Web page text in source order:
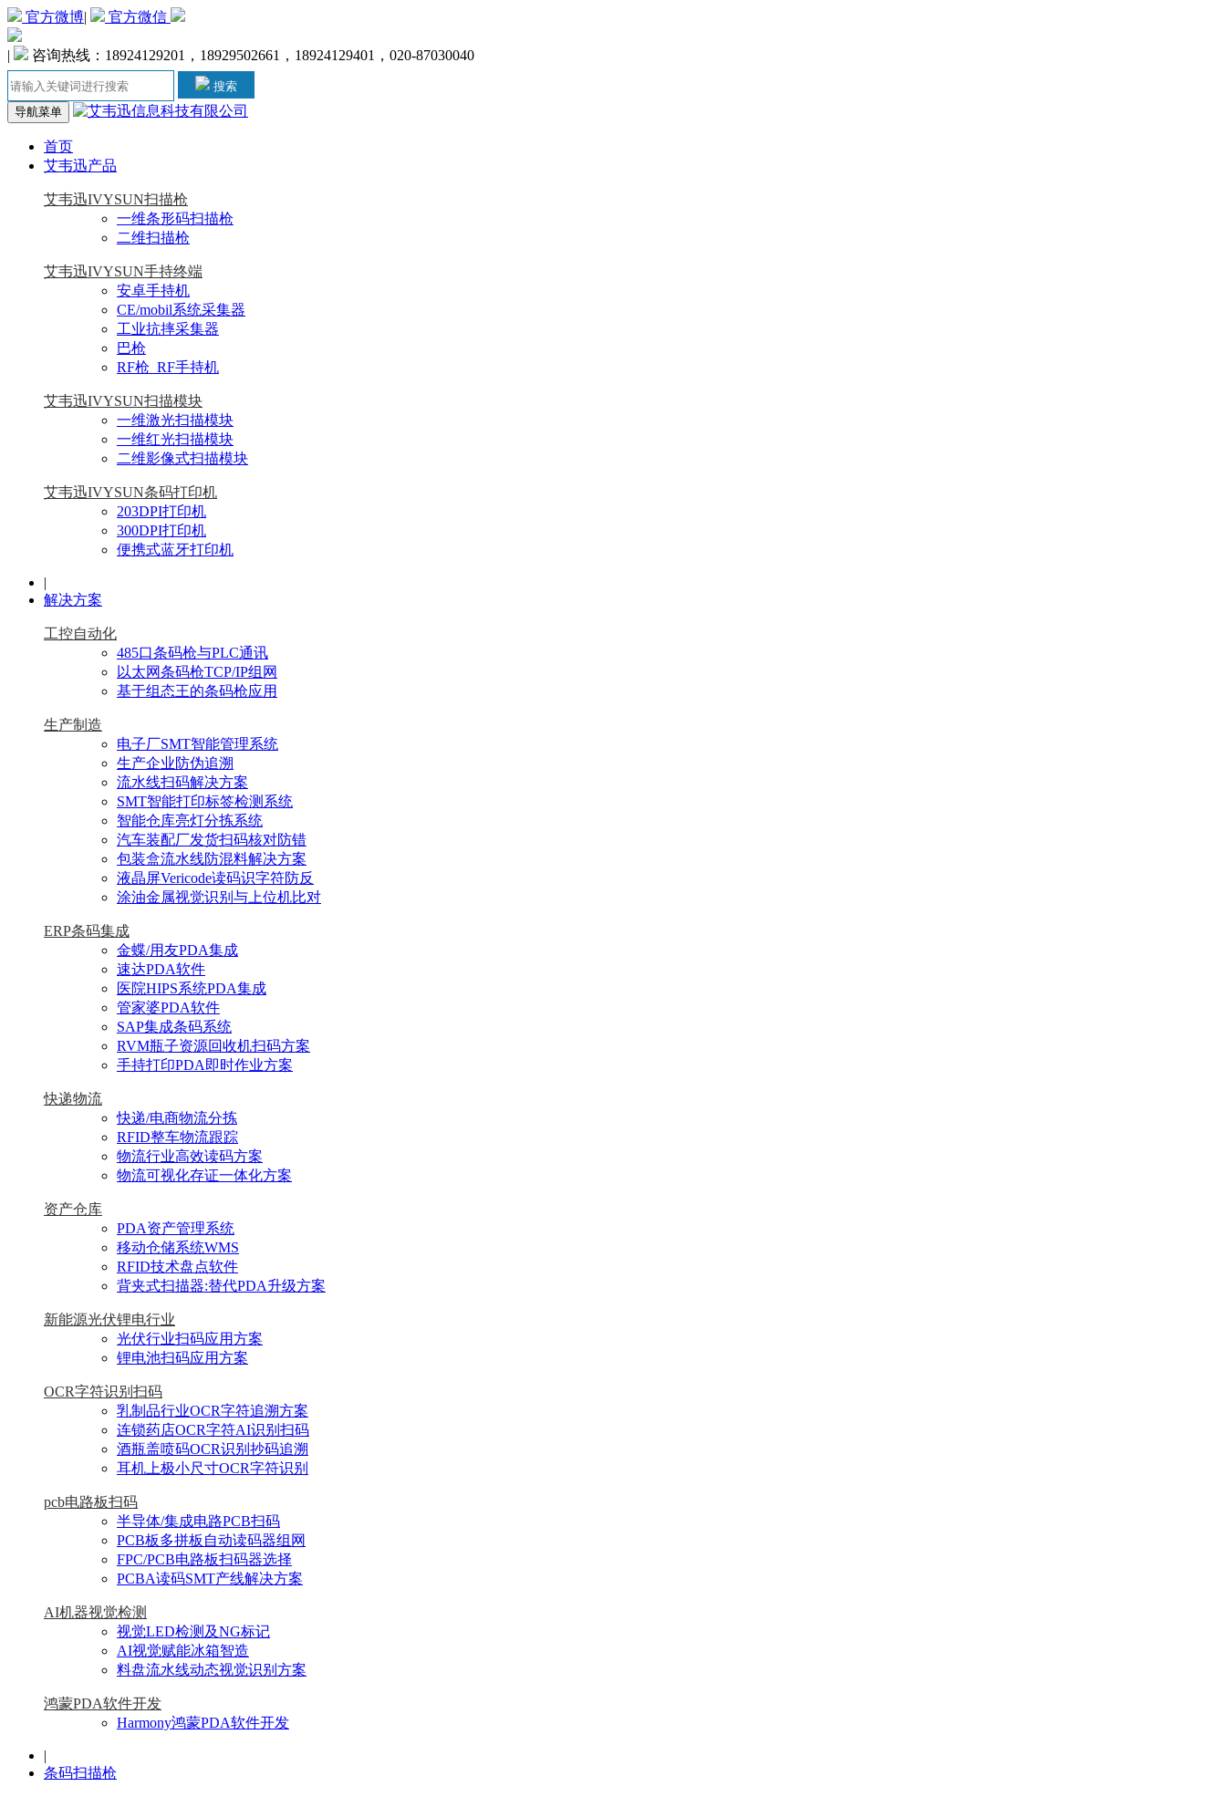
官方微博| 官方微信
| 咨询热线：18924129201，18929502661，18924129401，020-87030040
搜索
导航菜单
首页
艾韦迅产品
艾韦迅IVYSUN扫描枪
一维条形码扫描枪
二维扫描枪
艾韦迅IVYSUN手持终端
安卓手持机
CE/mobil系统采集器
工业抗摔采集器
巴枪
RF枪_RF手持机
艾韦迅IVYSUN扫描模块
一维激光扫描模块
一维红光扫描模块
二维影像式扫描模块
艾韦迅IVYSUN条码打印机
203DPI打印机
300DPI打印机
便携式蓝牙打印机
|
解决方案
工控自动化
485口条码枪与PLC通讯
以太网条码枪TCP/IP组网
基于组态王的条码枪应用
生产制造
电子厂SMT智能管理系统
生产企业防伪追溯
流水线扫码解决方案
SMT智能打印标签检测系统
智能仓库亮灯分拣系统
汽车装配厂发货扫码核对防错
包装盒流水线防混料解决方案
液晶屏Vericode读码识字符防反
涂油金属视觉识别与上位机比对
ERP条码集成
金蝶/用友PDA集成
速达PDA软件
医院HIPS系统PDA集成
管家婆PDA软件
SAP集成条码系统
RVM瓶子资源回收机扫码方案
手持打印PDA即时作业方案
快递物流
快递/电商物流分拣
RFID整车物流跟踪
物流行业高效读码方案
物流可视化存证一体化方案
资产仓库
PDA资产管理系统
移动仓储系统WMS
RFID技术盘点软件
背夹式扫描器:替代PDA升级方案
新能源光伏锂电行业
光伏行业扫码应用方案
锂电池扫码应用方案
OCR字符识别扫码
乳制品行业OCR字符追溯方案
连锁药店OCR字符AI识别扫码
酒瓶盖喷码OCR识别抄码追溯
耳机上极小尺寸OCR字符识别
pcb电路板扫码
半导体/集成电路PCB扫码
PCB板多拼板自动读码器组网
FPC/PCB电路板扫码器选择
PCBA读码SMT产线解决方案
AI机器视觉检测
视觉LED检测及NG标记
AI视觉赋能冰箱智造
料盘流水线动态视觉识别方案
鸿蒙PDA软件开发
Harmony鸿蒙PDA软件开发
|
条码扫描枪